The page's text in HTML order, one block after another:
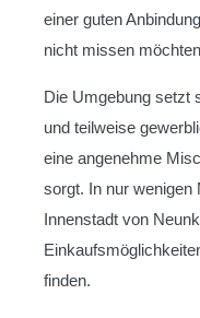
einer guten
nicht missen
Die Umgebung setzt
und teilweise
eine angenehme
sorgt. In nur wenigen
Innenstadt von
finden.